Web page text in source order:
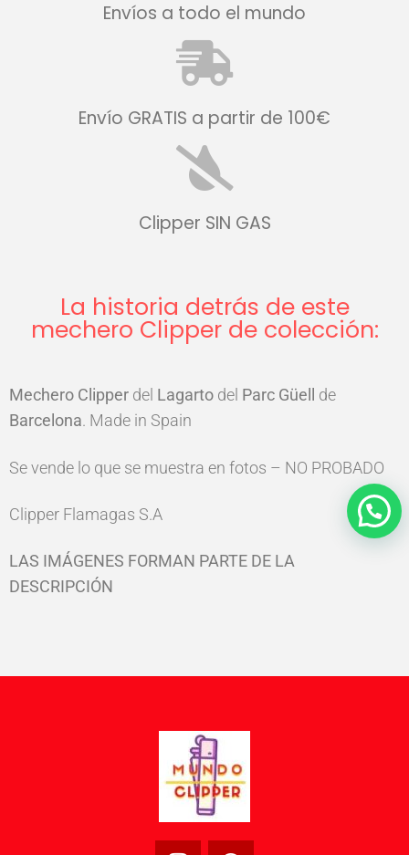
Envíos a todo el mundo
Envío GRATIS a partir de 100€
Clipper SIN GAS
La historia detrás de este
mechero Clipper de colección:
Mechero Clipper del Lagarto del Parc Güell de
Barcelona. Made in Spain
Se vende lo que se muestra en fotos – NO PROBADO
Clipper Flamagas S.A
LAS IMÁGENES FORMAN PARTE DE LA
DESCRIPCIÓN